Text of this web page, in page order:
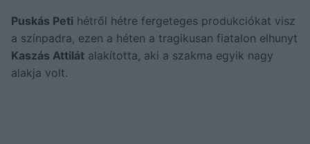
Puskás Peti hétről hétre fergeteges produkciókat visz
a színpadra, ezen a héten a tragikusan fiatalon elhunyt
Kaszás Attilát alakította, aki a szakma egyik nagy
alakja volt.